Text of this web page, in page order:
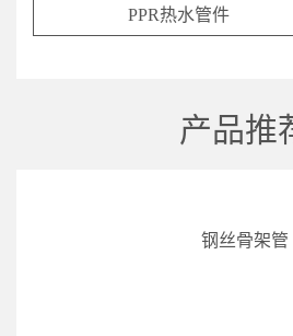
PPR热水管件
产品推
钢丝骨架管